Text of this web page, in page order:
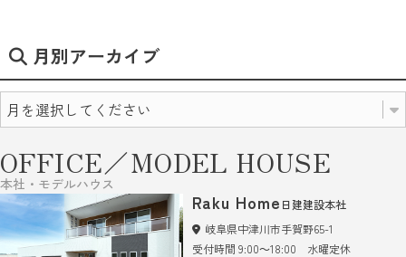
月別アーカイブ
OFFICE／MODEL HOUSE
本社・モデルハウス
Raku Home 日建建設本社
岐阜県中津川市手賀野65-1
受付時間 9:00～18:00 水曜定休